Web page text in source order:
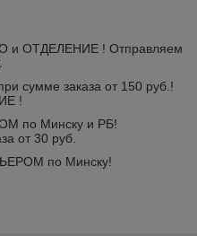
и ОТДЕЛЕНИЕ ! Отправляем
сумме заказа от 150 руб.!
!
по Минску и РБ!
от 30 руб.
по Минску!